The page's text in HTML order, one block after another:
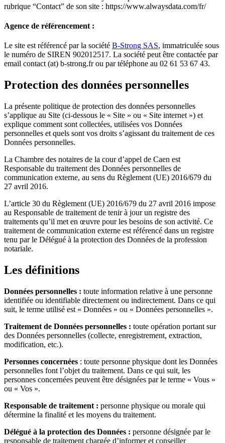
rubrique “Contact” de son site : https://www.alwaysdata.com/fr/
Agence de référencement :
Le site est référencé par la société B-Strong SAS, immatriculée sous
le numéro de SIREN 902012517. La société peut être contactée par
email contact (at) b-strong.fr ou par téléphone au 02 61 53 67 43.
Protection des données personnelles
La présente politique de protection des données personnelles
s’applique au Site (ci-dessous le « Site » ou « Site internet ») et
explique comment sont collectées, utilisées vos Données
personnelles et quels sont vos droits s’agissant du traitement de ces
Données personnelles.
La Chambre des notaires de la cour d’appel de Caen est
Responsable du traitement des Données personnelles de
communication externe, au sens du Règlement (UE) 2016/679 du
27 avril 2016.
L’article 30 du Règlement (UE) 2016/679 du 27 avril 2016 impose
au Responsable de traitement de tenir à jour un registre des
traitements qu’il met en œuvre pour les besoins de son activité. Ce
traitement de communication externe est référencé dans un registre
tenu par le Délégué à la protection des Données de la profession
notariale.
Les définitions
Données personnelles : toute information relative à une personne
identifiée ou identifiable directement ou indirectement. Dans ce qui
suit, le terme utilisé est « Données » ou « Données personnelles ».
Traitement de Données personnelles : toute opération portant sur
des Données personnelles (collecte, enregistrement, extraction,
modification, etc.).
Personnes concernées : toute personne physique dont les Données
personnelles font l’objet du traitement. Dans ce qui suit, les
personnes concernées peuvent être désignées par le terme « Vous »
ou « Vos ».
Responsable de traitement : personne physique ou morale qui
détermine la finalité et les moyens du traitement.
Délégué à la protection des Données : personne désignée par le
responsable de traitement chargée d’informer et conseiller